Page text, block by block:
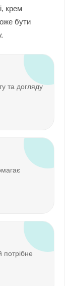
крем
бути
та догляду
потрібне